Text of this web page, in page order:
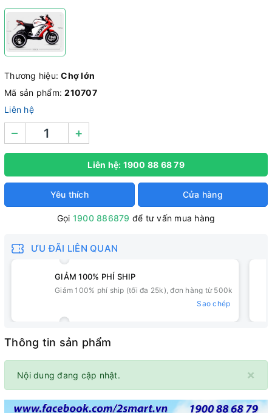
Thương hiệu:Chợ lớn
Mã sản phẩm:210707
Liên hệ
– +
Liên hệ: 1900 88 68 79
Yêu thích Cửa hàng
Gọi 1900 886879 để tư vấn mua hàng
ƯU ĐÃI LIÊN QUAN
GIẢM 100% PHÍ SHIP
Giảm 100% phí ship (tối đa 25k), đơn hàng từ 500k
Sao chép
Thông tin sản phẩm
×
Nội dung đang cập nhật.